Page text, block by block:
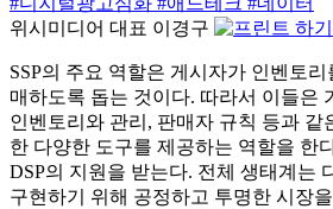
위시미디어 대표 이경구
SSP의 주요 역할은 게시자가 인벤토
매하도록 돕는 것이다. 따라서 이들은
인벤토리와 관리, 판매자 규칙 등과 같
한 다양한 도구를 제공하는 역할을 한
DSP의 지원을 받는다. 전체 생태계는
구현하기 위해 공정하고 투명한 시장